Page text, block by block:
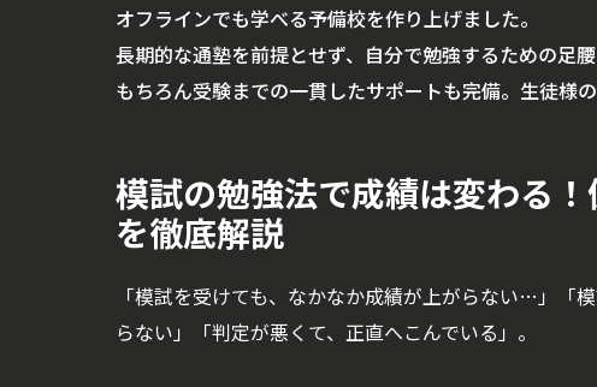
オフラインでも学べる予備校を作り上げました。
長期的な通塾を前提とせず、自分で勉強するための足
もちろん受験までの一貫したサポートも完備。生徒様
模試の勉強法で成績は変わる
を徹底解説
「模試を受けても、なかなか成績が上がらない…」「
らない」「判定が悪くて、正直へこんでいる」。